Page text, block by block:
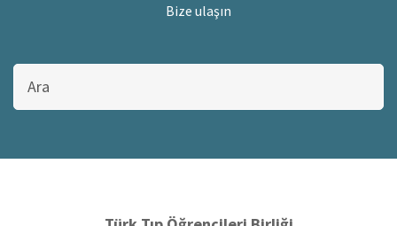
Bize ulaşın
Bu
sitede
ara